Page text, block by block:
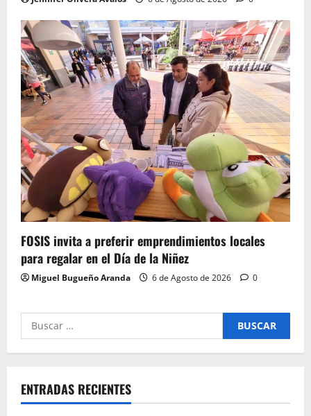
FOSIS invita a preferir emprendimientos locales
para regalar en el Día de la Niñez
Miguel Bugueño Aranda 6 de Agosto de 2026 0
Buscar
por:
ENTRADAS RECIENTES